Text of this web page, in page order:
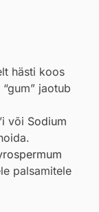
hästi koos
jaotub
’i või Sodium
palsamitele